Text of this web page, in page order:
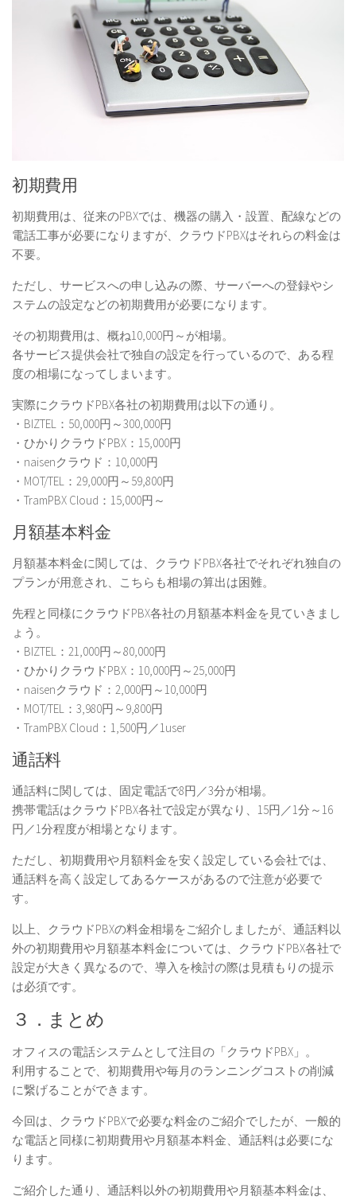
初期費用
初期費用は、従来のPBXでは、機器の購入・設置、配線などの
電話工事が必要になりますが、クラウドPBXはそれらの料金は
不要。
ただし、サービスへの申し込みの際、サーバーへの登録やシ
ステムの設定などの初期費用が必要になります。
その初期費用は、 概ね10,000円～が相場。
各サービス提供会社で独自の設定を行っているので、ある程
度の相場になってしまいます。
実際にクラウドPBX各社の初期費用は以下の通り。
・BIZTEL：50,000円～300,000円
・ひかりクラウドPBX：15,000円
・naisenクラウド：10,000円
・MOT/TEL：29,000円～59,800円
・TramPBX Cloud：15,000円～
月額基本料金
月額基本料金に関しては、クラウドPBX各社でそれぞれ独自の
プランが用意され、こちらも相場の算出は困難。
先程と同様にクラウドPBX各社の月額基本料金を見ていきまし
ょう。
・BIZTEL：21,000円～80,000円
・ひかりクラウドPBX：10,000円～25,000円
・naisenクラウド：2,000円～10,000円
・MOT/TEL：3,980円～9,800円
・TramPBX Cloud：1,500円／1user
通話料
通話料に関しては、 固定電話で8円／3分が相場。
携帯電話はクラウドPBX各社で設定が異なり、15円／1分～16
円／1分程度が相場となります。
ただし、初期費用や月額料金を安く設定している会社では、
通話料を高く設定してあるケースがあるので注意が必要で
す。
以上、クラウドPBXの料金相場をご紹介しましたが、通話料以
外の初期費用や月額基本料金については、クラウドPBX各社で
設定が大きく異なるので、導入を検討の際は見積もりの提示
は必須です。
３．まとめ
オフィスの電話システムとして注目の「クラウドPBX」。
利用することで、初期費用や毎月のランニングコストの削減
に繋げることができます。
今回は、クラウドPBXで必要な料金のご紹介でしたが、一般的
な電話と同様に初期費用や月額基本料金、通話料は必要にな
ります。
ご紹介した通り、通話料以外の初期費用や月額基本料金は、